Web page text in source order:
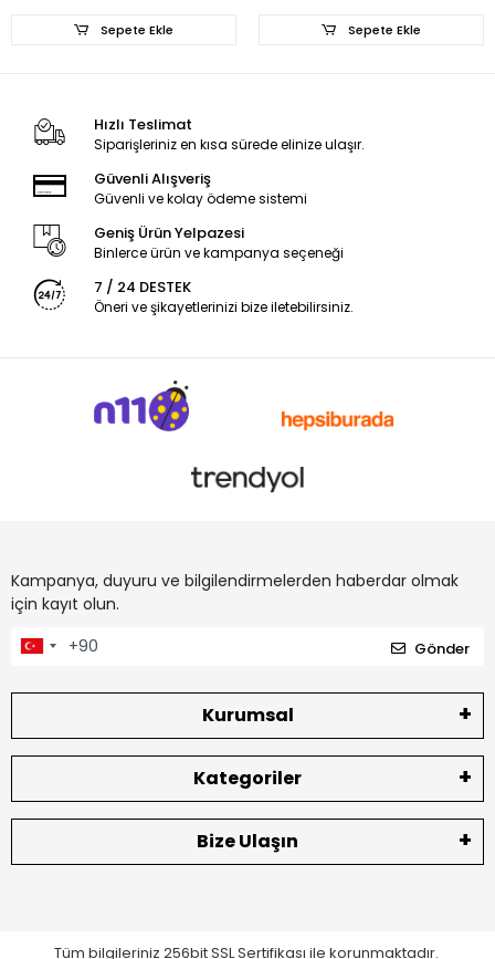
Sepete Ekle Sepete Ekle
Hızlı Teslimat
Siparişleriniz en kısa sürede elinize ulaşır.
Güvenli Alışveriş
Güvenli ve kolay ödeme sistemi
Geniş Ürün Yelpazesi
Binlerce ürün ve kampanya seçeneği
7 / 24 DESTEK
Öneri ve şikayetlerinizi bize iletebilirsiniz.
Kampanya, duyuru ve bilgilendirmelerden haberdar olmak
için kayıt olun.
Gönder
Kurumsal
Kategoriler
Bize Ulaşın
Tüm bilgileriniz 256bit SSL Sertifikası ile korunmaktadır.